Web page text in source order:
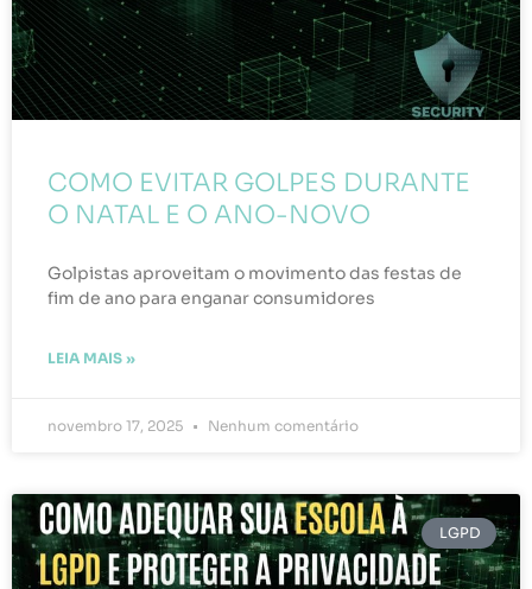
COMO EVITAR GOLPES DURANTE
O NATAL E O ANO-NOVO
Golpistas aproveitam o movimento das festas de
fim de ano para enganar consumidores
LEIA MAIS »
novembro 17, 2025 Nenhum comentário
LGPD